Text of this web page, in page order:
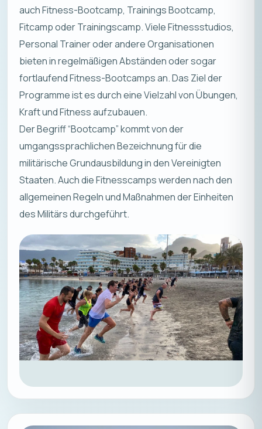
auch Fitness-Bootcamp, Trainings Bootcamp,
Fitcamp oder Trainingscamp. Viele Fitnessstudios,
Personal Trainer oder andere Organisationen
bieten in regelmäßigen Abständen oder sogar
fortlaufend Fitness-Bootcamps an. Das Ziel der
Programme ist es durch eine Vielzahl von Übungen,
Kraft und Fitness aufzubauen.
Der Begriff “Bootcamp” kommt von der
umgangssprachlichen Bezeichnung für die
militärische Grundausbildung in den Vereinigten
Staaten. Auch die Fitnesscamps werden nach den
allgemeinen Regeln und Maßnahmen der Einheiten
des Militärs durchgeführt.